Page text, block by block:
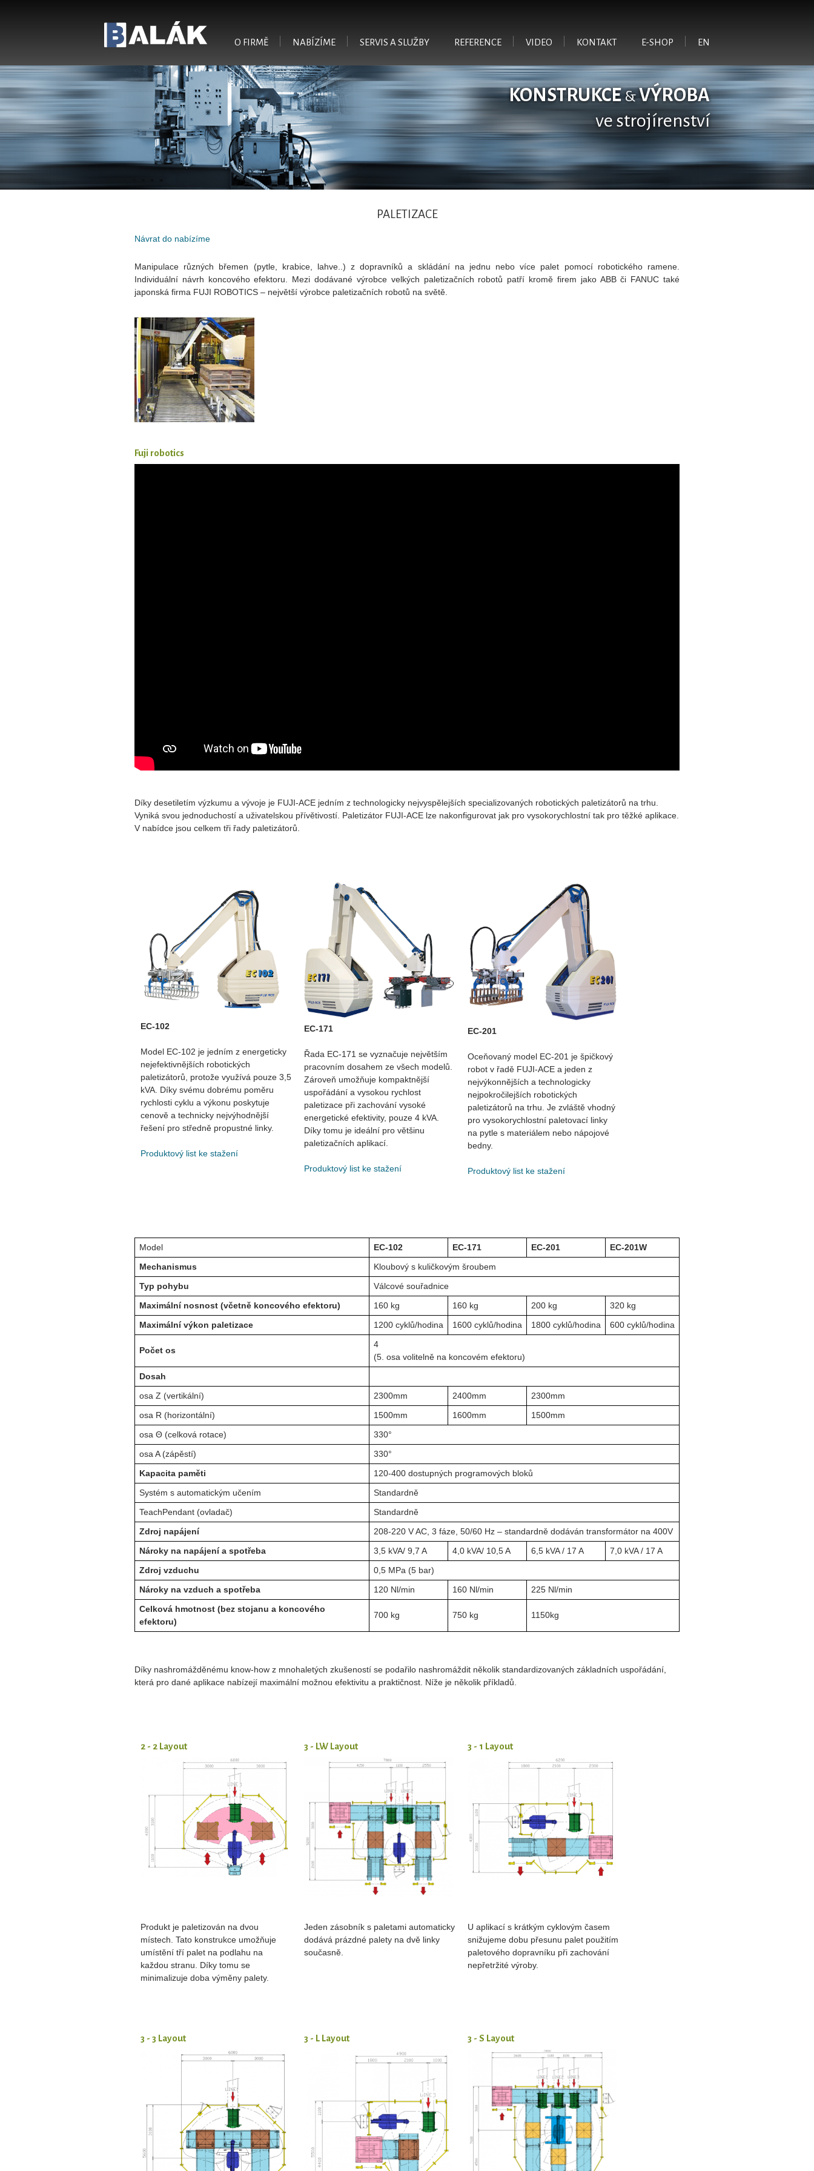
výroba ve strojírenství
KONSTRUKCE&VÝROBA
ve strojírenství
O FIRMĚ NABÍZÍME SERVIS A SLUŽBY REFERENCE VIDEO KONTAKT E-SHOP EN
PALETIZACE
Návrat do nabízíme
Manipulace různých břemen (pytle, krabice, lahve..) z dopravníků a skládání na jednu nebo více palet pomocí robotického ramene.
Individuální návrh koncového efektoru. Mezi dodávané výrobce velkých paletizačních robotů patří kromě firem jako ABB či FANUC také
japonská firma FUJI ROBOTICS – největší výrobce paletizačních robotů na světě.
Fuji robotics
Díky desetiletím výzkumu a vývoje je FUJI-ACE jedním z technologicky nejvyspělejších specializovaných robotických paletizátorů na trhu.
Vyniká svou jednoduchostí a uživatelskou přívětivostí. Paletizátor FUJI-ACE lze nakonfigurovat jak pro vysokorychlostní tak pro těžké aplikace.
V nabídce jsou celkem tři řady paletizátorů.
EC-102
Model EC-102 je jedním z energeticky
nejefektivnějších robotických
paletizátorů, protože využívá pouze 3,5
kVA. Díky svému dobrému poměru
rychlosti cyklu a výkonu poskytuje
cenově a technicky nejvýhodnější
řešení pro středně propustné linky.
Produktový list ke stažení
EC-171
Řada EC-171 se vyznačuje největším
pracovním dosahem ze všech modelů.
Zároveň umožňuje kompaktnější
uspořádání a vysokou rychlost
paletizace při zachování vysoké
energetické efektivity, pouze 4 kVA.
Díky tomu je ideální pro většinu
paletizačních aplikací.
Produktový list ke stažení
EC-201
Oceňovaný model EC-201 je špičkový
robot v řadě FUJI-ACE a jeden z
nejvýkonnějších a technologicky
nejpokročilejších robotických
paletizátorů na trhu. Je zvláště vhodný
pro vysokorychlostní paletovací linky
na pytle s materiálem nebo nápojové
bedny.
Produktový list ke stažení
Model EC-102 EC-171 EC-201
EC-201W
Mechanismus
Kloubový s kuličkovým šroubem
Typ pohybu
Válcové souřadnice
Maximální nosnost (včetně koncového efektoru)
160 kg 160 kg 200 kg
320 kg
Maximální výkon paletizace
1200 cyklů/hodina 1600 cyklů/hodina 1800 cyklů/hodina 600 cyklů/hodina
Počet os
4
(5. osa volitelně na koncovém efektoru)
Dosah
osa Z (vertikální)
2300mm 2400mm
2300mm
osa R (horizontální)
1500mm 1600mm
1500mm
osa Θ (celková rotace)
330°
osa A (zápěstí)
330°
Kapacita paměti
120-400 dostupných programových bloků
Systém s automatickým učením
Standardně
TeachPendant (ovladač)
Standardně
Zdroj napájení
208-220 V AC, 3 fáze, 50/60 Hz – standardně dodáván transformátor na 400V
Nároky na napájení a spotřeba
3,5 kVA/ 9,7 A 4,0 kVA/ 10,5 A 6,5 kVA / 17 A
7,0 kVA / 17 A
Zdroj vzduchu
0,5 MPa (5 bar)
Nároky na vzduch a spotřeba
120 Nl/min 160 Nl/min
225 Nl/min
Celková hmotnost (bez stojanu a koncového
efektoru)
700 kg 750 kg 1150kg
Díky nashromážděnému know-how z mnohaletých zkušeností se podařilo nashromáždit několik standardizovaných základních uspořádání,
která pro dané aplikace nabízejí maximální možnou efektivitu a praktičnost. Níže je několik příkladů.
2 - 2 Layout
Produkt je paletizován na dvou
místech. Tato konstrukce umožňuje
umístění tří palet na podlahu na
každou stranu. Díky tomu se
minimalizuje doba výměny palety.
3 - LW Layout
Jeden zásobník s paletami automaticky
dodává prázdné palety na dvě linky
současně.
3 - 1 Layout
U aplikací s krátkým cyklovým časem
snižujeme dobu přesunu palet použitím
paletového dopravníku při zachování
nepřetržité výroby.
3 - 3 Layout 3 - L Layout 3 - S Layout